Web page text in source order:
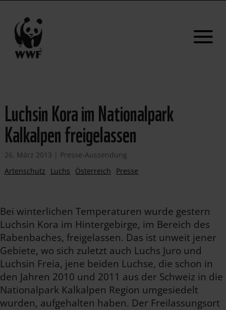
Luchsin Kora im Nationalpark
Kalkalpen freigelassen
26. März 2013 | Presse-Aussendung
Artenschutz
Luchs Österreich Presse
Bei winterlichen Temperaturen wurde gestern
Luchsin Kora im Hintergebirge, im Bereich des
Rabenbaches, freigelassen. Das ist unweit jener
Gebiete, wo sich zuletzt auch Luchs Juro und
Luchsin Freia, jene beiden Luchse, die schon in
den Jahren 2010 und 2011 aus der Schweiz in die
Nationalpark Kalkalpen Region umgesiedelt
wurden, aufgehalten haben. Der Freilassungsort